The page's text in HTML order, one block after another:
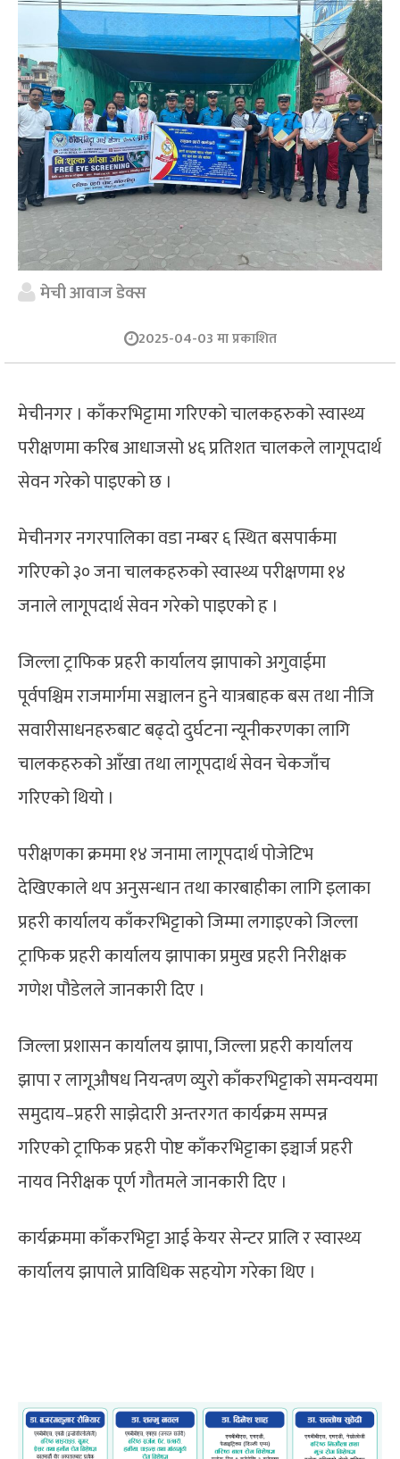
मेची आवाज डेक्स
2025-04-03 मा प्रकाशित
मेचीनगर । काँकरभिट्टामा गरिएको चालकहरुको स्वास्थ्य
परीक्षणमा करिब आधाजसो ४६ प्रतिशत चालकले लागूपदार्थ
सेवन गरेको पाइएको छ ।
मेचीनगर नगरपालिका वडा नम्बर ६ स्थित बसपार्कमा
गरिएको ३० जना चालकहरुको स्वास्थ्य परीक्षणमा १४
जनाले लागूपदार्थ सेवन गरेको पाइएको ह ।
जिल्ला ट्राफिक प्रहरी कार्यालय झापाको अगुवाईमा
पूर्वपश्चिम राजमार्गमा सञ्चालन हुने यात्रबाहक बस तथा नीजि
सवारीसाधनहरुबाट बढ्दो दुर्घटना न्यूनीकरणका लागि
चालकहरुको आँखा तथा लागूपदार्थ सेवन चेकजाँच
गरिएको थियो ।
परीक्षणका क्रममा १४ जनामा लागूपदार्थ पोजेटिभ
देखिएकाले थप अनुसन्धान तथा कारबाहीका लागि इलाका
प्रहरी कार्यालय काँकरभिट्टाको जिम्मा लगाइएको जिल्ला
ट्राफिक प्रहरी कार्यालय झापाका प्रमुख प्रहरी निरीक्षक
गणेश पौडेलले जानकारी दिए ।
जिल्ला प्रशासन कार्यालय झापा, जिल्ला प्रहरी कार्यालय
झापा र लागूऔषध नियन्त्रण व्युरो काँकरभिट्टाको समन्वयमा
समुदाय–प्रहरी साझेदारी अन्तरगत कार्यक्रम सम्पन्न
गरिएको ट्राफिक प्रहरी पोष्ट काँकरभिट्टाका इञ्चार्ज प्रहरी
नायव निरीक्षक पूर्ण गौतमले जानकारी दिए ।
कार्यक्रममा काँकरभिट्टा आई केयर सेन्टर प्रालि र स्वास्थ्य
कार्यालय झापाले प्राविधिक सहयोग गरेका थिए ।